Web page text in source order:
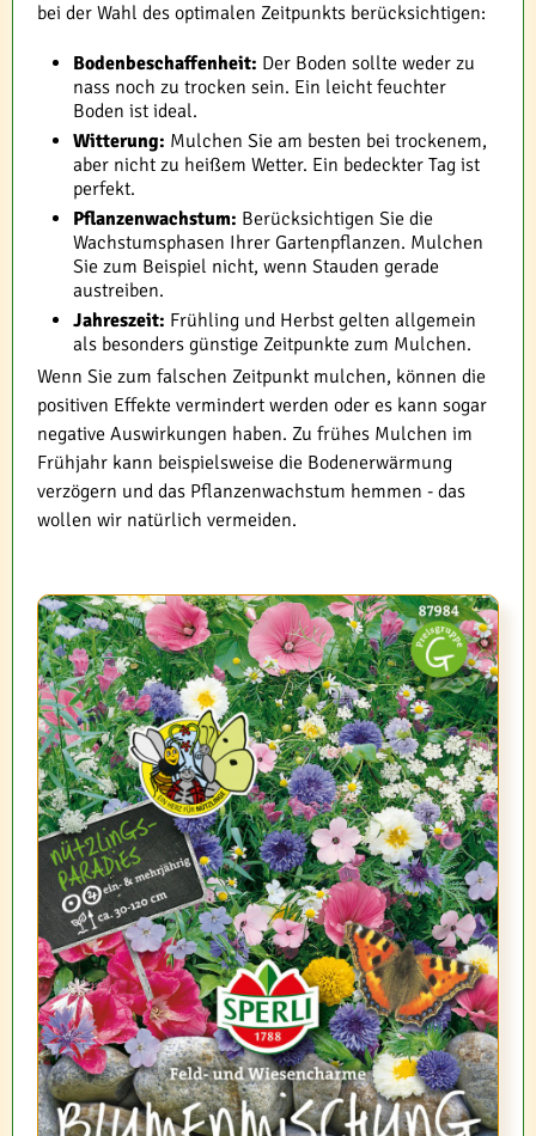
bei der Wahl des optimalen Zeitpunkts berücksichtigen:
Bodenbeschaffenheit: Der Boden sollte weder zu
nass noch zu trocken sein. Ein leicht feuchter
Boden ist ideal.
Witterung: Mulchen Sie am besten bei trockenem,
aber nicht zu heißem Wetter. Ein bedeckter Tag ist
perfekt.
Pflanzenwachstum: Berücksichtigen Sie die
Wachstumsphasen Ihrer Gartenpflanzen. Mulchen
Sie zum Beispiel nicht, wenn Stauden gerade
austreiben.
Jahreszeit: Frühling und Herbst gelten allgemein
als besonders günstige Zeitpunkte zum Mulchen.
Wenn Sie zum falschen Zeitpunkt mulchen, können die
positiven Effekte vermindert werden oder es kann sogar
negative Auswirkungen haben. Zu frühes Mulchen im
Frühjahr kann beispielsweise die Bodenerwärmung
verzögern und das Pflanzenwachstum hemmen - das
wollen wir natürlich vermeiden.